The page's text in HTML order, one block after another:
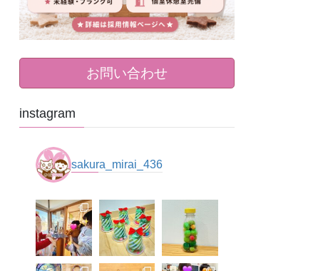
お問い合わせ
instagram
sakura_mirai_436